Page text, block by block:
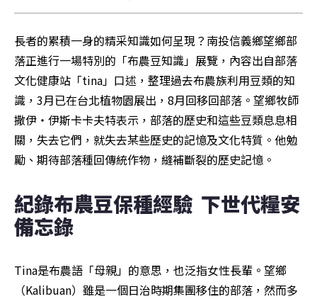
長者的累積一身的精采知識如何呈現？南投信義鄉望鄉部
落正進行一場特別的「布農豆知識」展覽，內容出自部落
文化健康站「tina」口述，整理過去布農族利用豆類的知
識，3月已在台北植物園展出，8月回移回部落。望鄉牧師
撒伊‧伊斯卡卡夫特表示，部落的歷史和這些豆類息息相
關，失去它們，就失去某些歷史的記憶及文化特質。他勉
勵、期待部落種回傳統作物，縫補斷裂的歷史記憶。
紀錄布農豆保種經驗  下世代糧安
備忘錄
Tina是布農語「母親」的意思，也泛指女性長輩。望鄉
（Kalibuan）雖是一個日治時期集團移住的部落，然而多